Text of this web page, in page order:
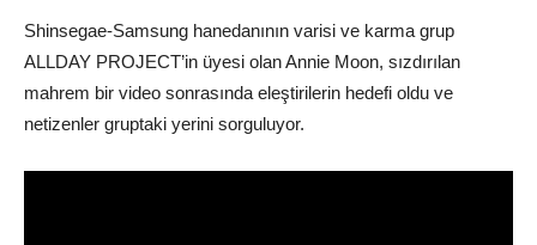
Shinsegae-Samsung hanedanının varisi ve karma grup
ALLDAY PROJECT’in üyesi olan Annie Moon, sızdırılan
mahrem bir video sonrasında eleştirilerin hedefi oldu ve
netizenler gruptaki yerini sorguluyor.